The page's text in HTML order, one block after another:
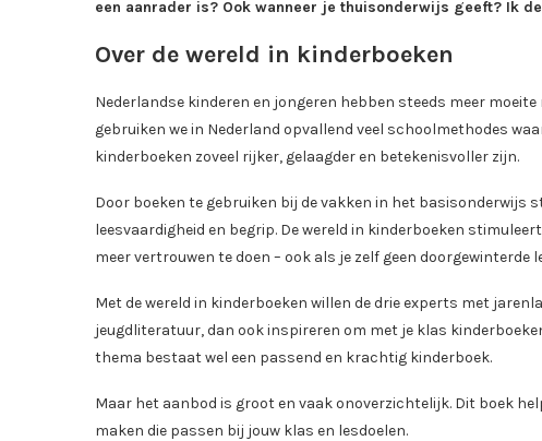
een aanrader is? Ook wanneer je thuisonderwijs geeft? Ik
Over de wereld in kinderboeken
Nederlandse kinderen en jongeren hebben steeds meer
gebruiken we in Nederland opvallend veel schoolmethodes
kinderboeken zoveel rijker, gelaagder en betekenisvoller zijn.
Door boeken te gebruiken bij de vakken in het basisonderwijs
leesvaardigheid en begrip. De wereld in kinderboeken
meer vertrouwen te doen – ook als je zelf geen doorgewinterde
Met de wereld in kinderboeken willen de drie experts met
jeugdliteratuur, dan ook inspireren om met je klas
thema bestaat wel een passend en krachtig kinderboek.
Maar het aanbod is groot en vaak onoverzichtelijk. Dit boek
maken die passen bij jouw klas en lesdoelen.